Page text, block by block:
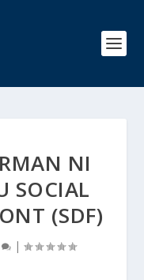
NI
SOCIAL
(SDF)
|